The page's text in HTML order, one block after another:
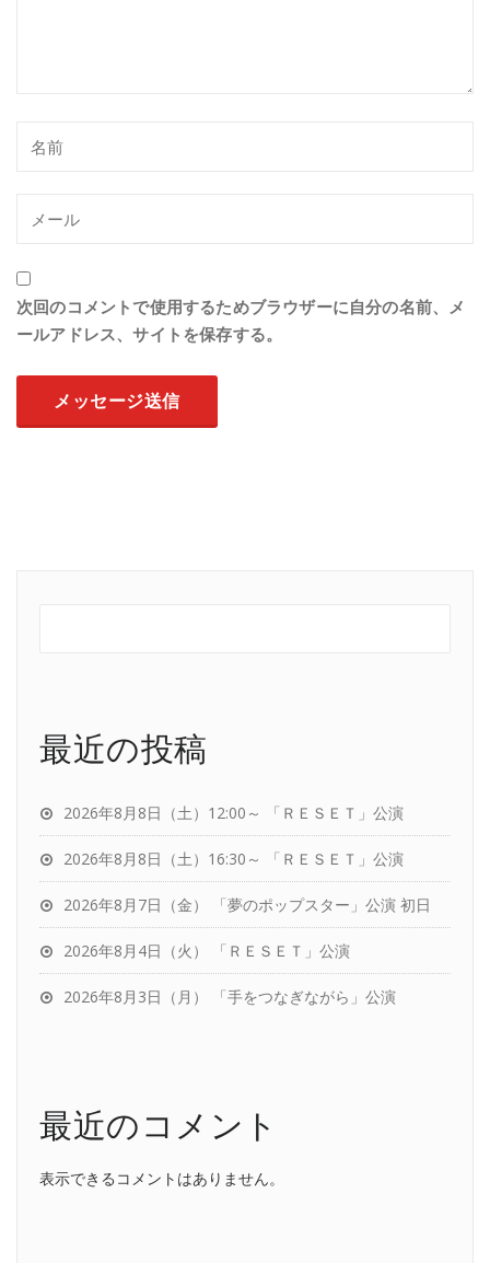
次回のコメントで使用するためブラウザーに自分の名前、メ
ールアドレス、サイトを保存する。
最近の投稿
2026年8月8日（土）12:00～ 「ＲＥＳＥＴ」公演
2026年8月8日（土）16:30～ 「ＲＥＳＥＴ」公演
2026年8月7日（金） 「夢のポップスター」公演 初日
2026年8月4日（火） 「ＲＥＳＥＴ」公演
2026年8月3日（月） 「手をつなぎながら」公演
最近のコメント
表示できるコメントはありません。